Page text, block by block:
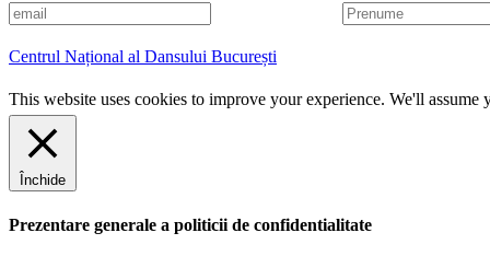
E
m
a
i
l
P
r
u
m
Centrul Național al Dansului București
This website uses cookies to improve your experience. We'll
Închide
Prezentare generale a politicii de confidentialitate